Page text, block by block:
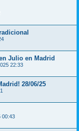
Julio en Madrid
22:33
28/06/25
00:43